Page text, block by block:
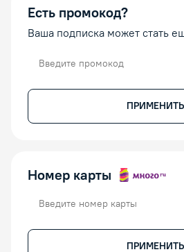
Есть промокод?
Ваша подписка может стать
ПРИМЕНИТЬ
Номер карты
ПРИМЕНИТЬ